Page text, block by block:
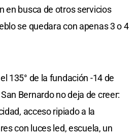
en busca de otros servicios
se quedara con apenas 3 o 4
135° de la fundación -14 de
Bernardo no deja de creer:
acceso ripiado a la
con luces led, escuela, un